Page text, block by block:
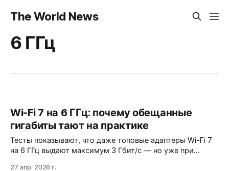
The World News
6 ГГц
Wi-Fi 7 на 6 ГГц: почему обещанные
гигабиты тают на практике
Тесты показывают, что даже топовые адаптеры Wi-Fi 7
на 6 ГГц выдают максимум 3 Гбит/с — но уже при
27 апр. 2026 г.